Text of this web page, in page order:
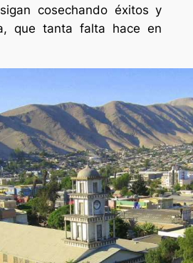
cosechando éxitos y
que tanta falta hace en